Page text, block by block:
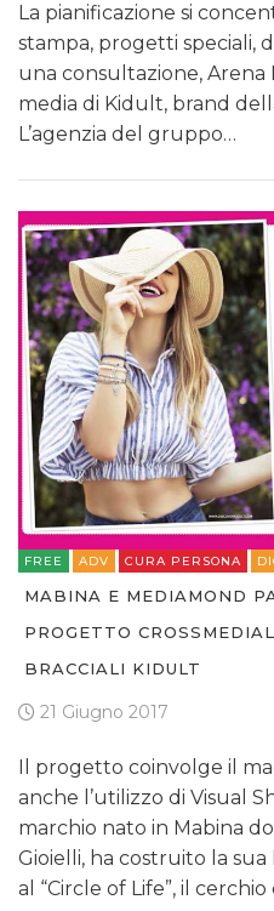
La pianificazione si
stampa, progetti speciali,
una consultazione,
media di Kidult, brand
L’agenzia del gruppo…
FREE ADV CURA PERSONA
MABINA E MEDIAMOND
PROGETTO
BRACCIALI KIDULT
21 Giugno 2017
Il progetto coinvolge il
anche l’utilizzo di Visual
marchio nato in Mabina
Gioielli, ha costruito la
al “Circle of Life”, il